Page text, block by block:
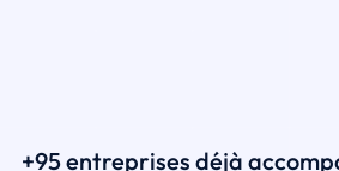
+95 entreprises déjà